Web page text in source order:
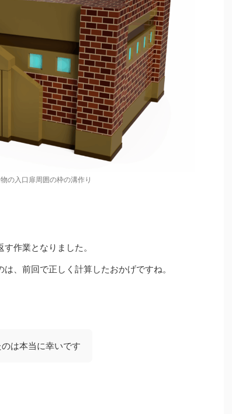
の入口扉周囲の枠の溝作り
作業となりました。
、前回で正しく計算したおかげですね。
は本当に幸いです